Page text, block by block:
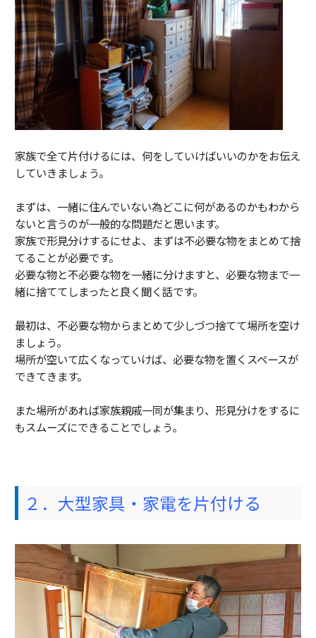
家族で全て片付けるには、何をしていけばいいのかをお伝え
していきましょう。
まずは、一緒に住んでいない為どこに何があるのかもわから
ないと言うのが一般的な問題だと思います。
家族で形見分けするにせよ、まずは不必要な物をまとめて捨
てることが必要です。
必要な物と不必要な物を一緒に分けますと、必要な物まで一
緒に捨ててしまったと良く聞く話です。
最初は、不必要な物からまとめて少しづつ捨てて場所を空け
ましょう。
場所が空いて広くなっていけば、必要な物を置くスペースが
できてきます。
また場所があれば家族親戚一同が集まり、形見分けをするに
もスムーズにできることでしょう。
２．大型家具・家電を片付ける